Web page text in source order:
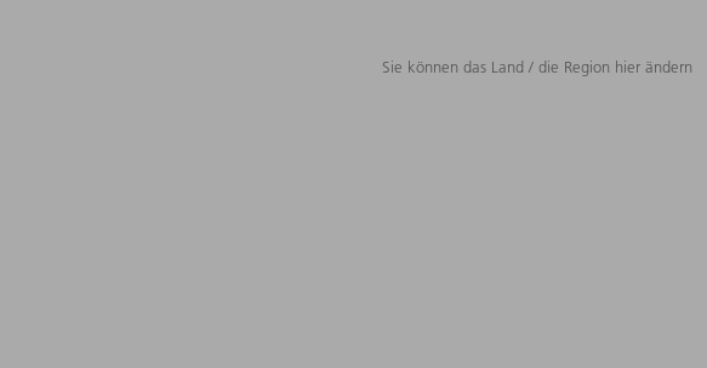
Sie können das Land / die Region hier ändern